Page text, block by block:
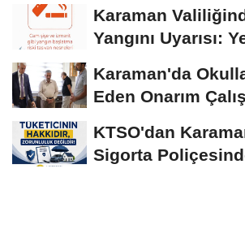
Seyrediyor
Karaman
Yangını Uyarısı:
Karaman'da
Eden Onarım
KTSO'dan
Sigorta